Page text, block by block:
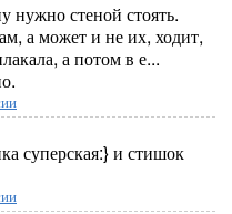
нужно стеной стоять.
а может и не их, ходит,
а потом в е...
суперская:} и стишок